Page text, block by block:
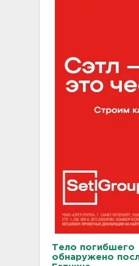
Тело погибшего
обнаружено